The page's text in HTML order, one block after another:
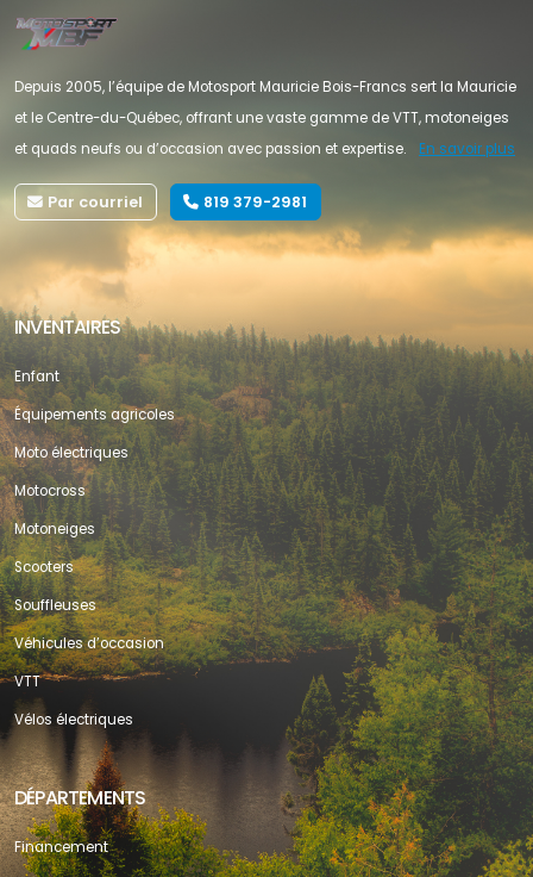
Depuis 2005, l’équipe de Motosport Mauricie Bois-Francs sert la Mauricie
et le Centre-du-Québec, offrant une vaste gamme de VTT, motoneiges
et quads neufs ou d’occasion avec passion et expertise.
En savoir plus
Par courriel 819 379-2981
INVENTAIRES
Enfant
Équipements agricoles
Moto électriques
Motocross
Motoneiges
Scooters
Souffleuses
Véhicules d’occasion
VTT
Vélos électriques
DÉPARTEMENTS
Financement